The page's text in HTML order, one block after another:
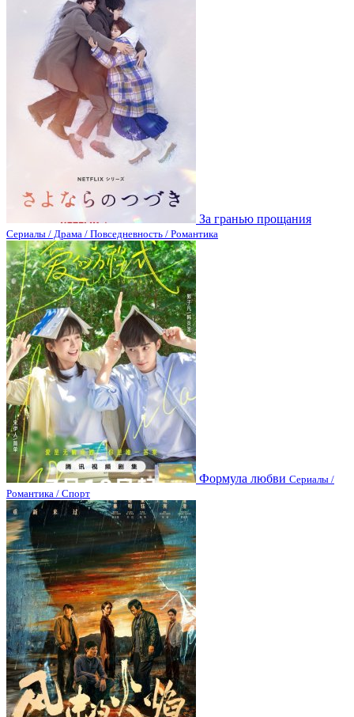
За гранью прощания
Сериалы / Драма / Повседневность / Романтика
Формула любви Сериалы /
Романтика / Спорт